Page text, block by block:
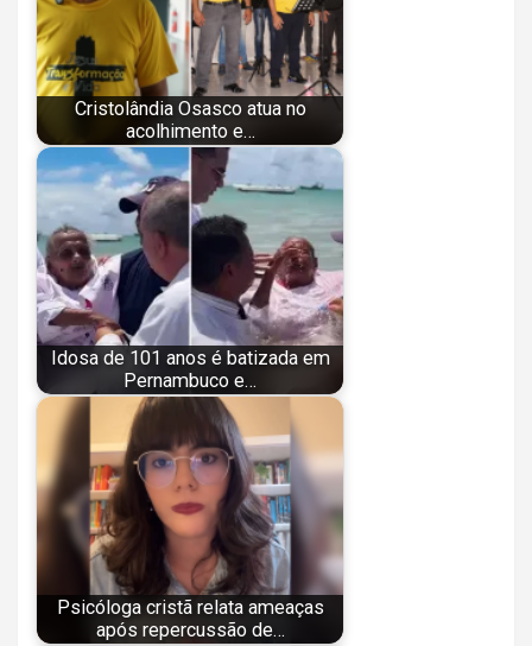
Cristolândia Osasco atua no
acolhimento e…
Idosa de 101 anos é batizada em
Pernambuco e…
Psicóloga cristã relata ameaças
após repercussão de…